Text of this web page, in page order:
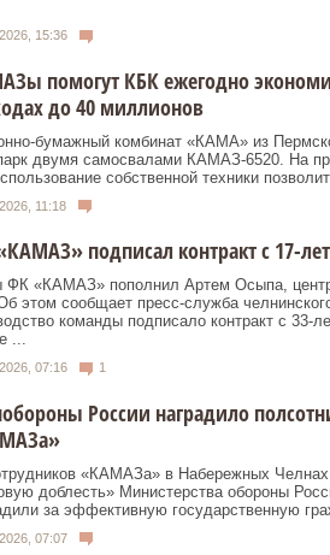
15:36
помогут КБК ежегодно
до 40 миллионов
бумажный комбинат «КАМА» из
двумя самосвалами КАМАЗ-6520. На
собственной техники
11:18
подписал контракт с 17-
ФК «КАМАЗ» пополнил Артем Осыпа,
этом сообщает пресс-служба
команды подписало контракт с 33-
...
07:16 1
России наградило
«КАМАЗа» в Набережных
доблесть» Министерства обороны
за эффективную государственную
07:07